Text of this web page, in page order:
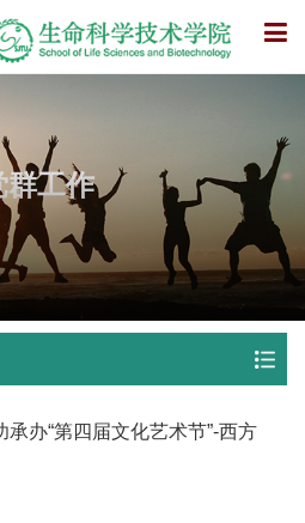
X
群工作
办“第四届文化艺术节”-西方